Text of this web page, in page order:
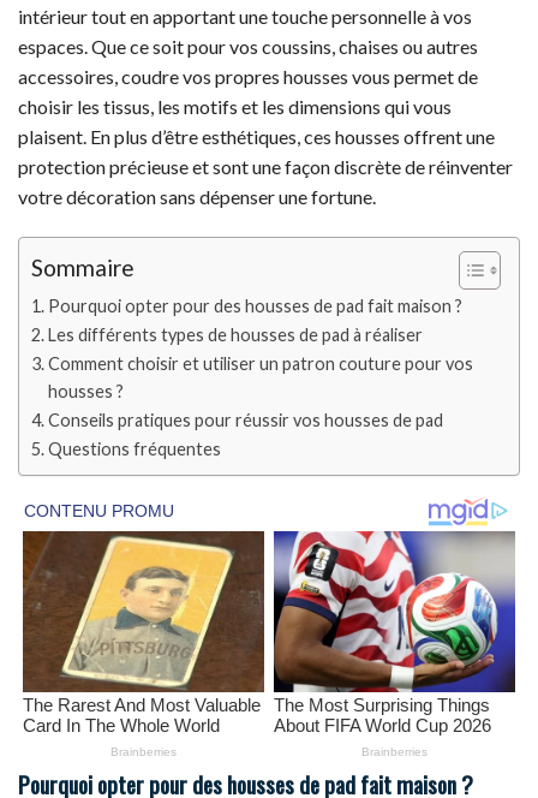
intérieur tout en apportant une touche personnelle à vos
espaces. Que ce soit pour vos coussins, chaises ou autres
accessoires, coudre vos propres housses vous permet de
choisir les tissus, les motifs et les dimensions qui vous
plaisent. En plus d’être esthétiques, ces housses offrent une
protection précieuse et sont une façon discrète de réinventer
votre décoration sans dépenser une fortune.
Sommaire
Pourquoi opter pour des housses de pad fait maison ?
Les différents types de housses de pad à réaliser
Comment choisir et utiliser un patron couture pour vos
housses ?
Conseils pratiques pour réussir vos housses de pad
Questions fréquentes
Pourquoi opter pour des housses de pad fait maison ?